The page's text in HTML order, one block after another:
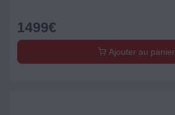
1499€
Ajouter au panier